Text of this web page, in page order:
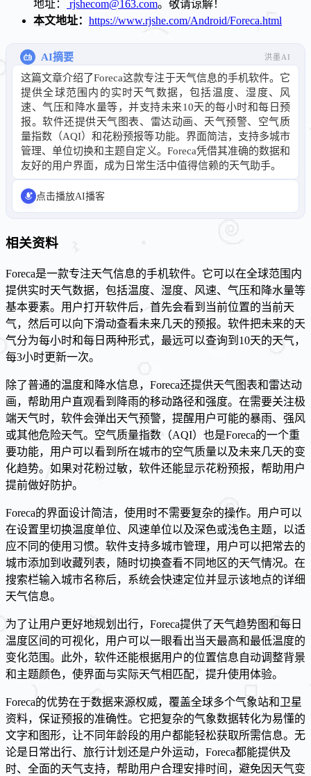
地址： rjshecom@163.com。敬请谅解！
本文地址： https://www.rjshe.com/Android/Foreca.html
AI摘要 洪墨AI
这篇文章介绍了Foreca这款专注于天气信息的手机软件。它
提供全球范围内的实时天气数据，包括温度、湿度、风
速、气压和降水量等，并支持未来10天的每小时和每日预
报。软件还提供天气图表、雷达动画、天气预警、空气质
量指数（AQI）和花粉预报等功能。界面简洁，支持多城市
管理、单位切换和主题自定义。Foreca凭借其准确的数据和
友好的用户界面，成为日常生活中值得信赖的天气助手。
点击播放AI播客
相关资料
Foreca是一款专注天气信息的手机软件。它可以在全球范围内
提供实时天气数据，包括温度、湿度、风速、气压和降水量等
基本要素。用户打开软件后，首先会看到当前位置的当前天
气，然后可以向下滑动查看未来几天的预报。软件把未来的天
气分为每小时和每日两种形式，最远可以查询到10天的天气，
每3小时更新一次。
除了普通的温度和降水信息，Foreca还提供天气图表和雷达动
画，帮助用户直观看到降雨的移动路径和强度。在需要关注极
端天气时，软件会弹出天气预警，提醒用户可能的暴雨、强风
或其他危险天气。空气质量指数（AQI）也是Foreca的一个重
要功能，用户可以看到所在城市的空气质量以及未来几天的变
化趋势。如果对花粉过敏，软件还能显示花粉预报，帮助用户
提前做好防护。
Foreca的界面设计简洁，使用时不需要复杂的操作。用户可以
在设置里切换温度单位、风速单位以及深色或浅色主题，以适
应不同的使用习惯。软件支持多城市管理，用户可以把常去的
城市添加到收藏列表，随时切换查看不同地区的天气情况。在
搜索栏输入城市名称后，系统会快速定位并显示该地点的详细
天气信息。
为了让用户更好地规划出行，Foreca提供了天气趋势图和每日
温度区间的可视化，用户可以一眼看出当天最高和最低温度的
变化范围。此外，软件还能根据用户的位置信息自动调整背景
和主题颜色，使界面与实际天气相匹配，提升使用体验。
Foreca的优势在于数据来源权威，覆盖全球多个气象站和卫星
资料，保证预报的准确性。它把复杂的气象数据转化为易懂的
文字和图形，让不同年龄段的用户都能轻松获取所需信息。无
论是日常出行、旅行计划还是户外运动，Foreca都能提供及
时、全面的天气支持，帮助用户合理安排时间，避免因天气变